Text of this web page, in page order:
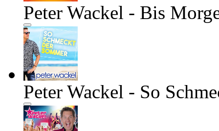
Peter Wackel - Bis
Peter Wackel - So